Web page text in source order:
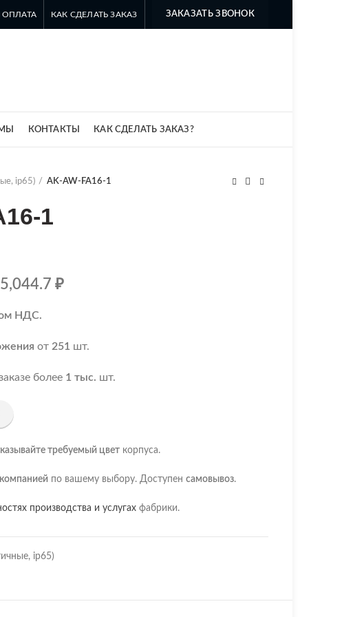
ОПЛАТА КАК СДЕЛАТЬ ЗАКАЗ ЗАКАЗАТЬ ЗВОНОК
КОНТАКТЫ КАК СДЕЛАТЬ ЗАКАЗ?
ip65) AK-AW-FA16-1
1
5,044.7 ₽
НДС.
от 251 шт.
более 1 тыс. шт.
требуемый цвет корпуса.
по вашему выбору. Доступен самовывоз.
производства и услугах фабрики.
ip65)